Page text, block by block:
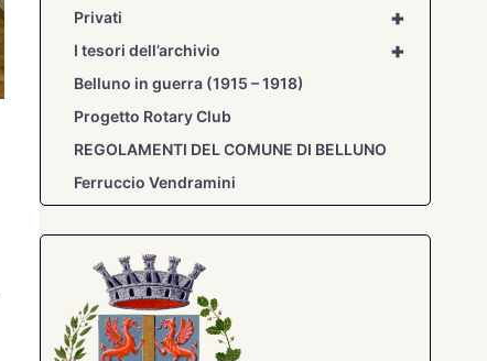
+
Privati
+
I tesori dell’archivio
Belluno in guerra (1915 – 1918)
Progetto Rotary Club
REGOLAMENTI DEL COMUNE DI BELLUNO
Ferruccio Vendramini